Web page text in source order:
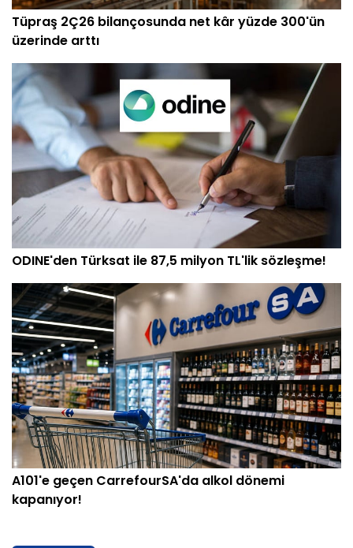
Tüpraş 2Ç26 bilançosunda net kâr yüzde 300'ün
üzerinde arttı
ODINE'den Türksat ile 87,5 milyon TL'lik sözleşme!
A101'e geçen CarrefourSA'da alkol dönemi
kapanıyor!